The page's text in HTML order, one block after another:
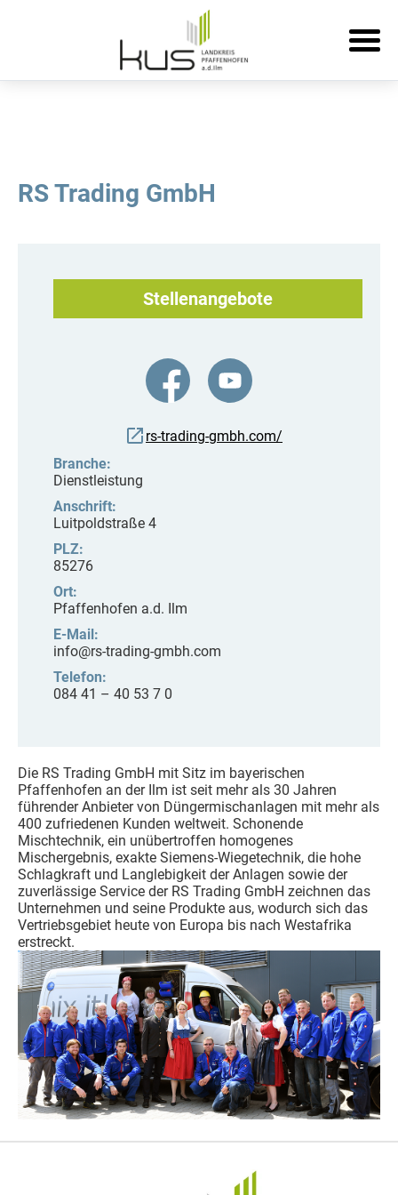
RS Trading GmbH
Die RS Trading GmbH mit Sitz im bayerischen
Pfaffenhofen an der Ilm ist seit mehr als 30 Jahren
führender Anbieter von Düngermischanlagen mit mehr als
400 zufriedenen Kunden weltweit. Schonende
Mischtechnik, ein unübertroffen homogenes
Mischergebnis, exakte Siemens-Wiegetechnik, die hohe
Schlagkraft und Langlebigkeit der Anlagen sowie der
zuverlässige Service der RS Trading GmbH zeichnen das
Unternehmen und seine Produkte aus, wodurch sich das
Vertriebsgebiet heute von Europa bis nach Westafrika
erstreckt.
Stellenangebote
rs-trading-gmbh.com/
Branche:
Dienstleistung
Anschrift:
Luitpoldstraße 4
PLZ:
85276
Ort:
Pfaffenhofen a.d. Ilm
E-Mail:
info@rs-trading-gmbh.com
Telefon:
084 41 – 40 53 7 0